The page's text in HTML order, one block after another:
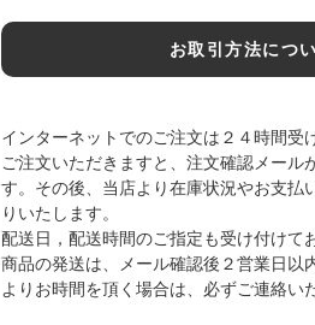
お取引方法につ
インターネットでのご注文は２４時間受
ご注文いただきますと、注文確認メール
す。その後、当店より在庫状況やお支払
りいたします。
配送日，配送時間のご指定も受け付けて
商品の発送は、メール確認後２営業日以
よりお時間を頂く場合は、必ずご連絡い